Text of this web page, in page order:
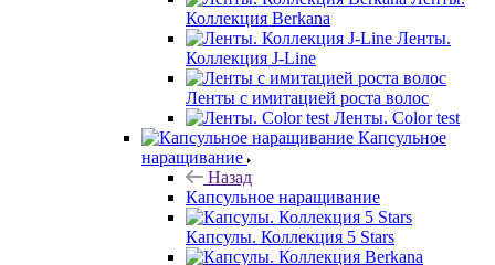
Коллекция Berkana
Ленты.
Коллекция J-Line
Ленты с имитацией роста волос
Ленты. Color test
Капсульное
наращивание
Назад
Капсульное наращивание
Капсулы. Коллекция 5 Stars